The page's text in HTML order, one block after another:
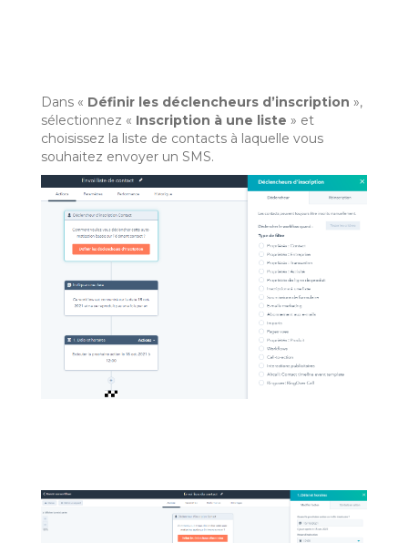
Dans « Définir les déclencheurs d’inscription »,
sélectionnez « Inscription à une liste » et
choisissez la liste de contacts à laquelle vous
souhaitez envoyer un SMS.